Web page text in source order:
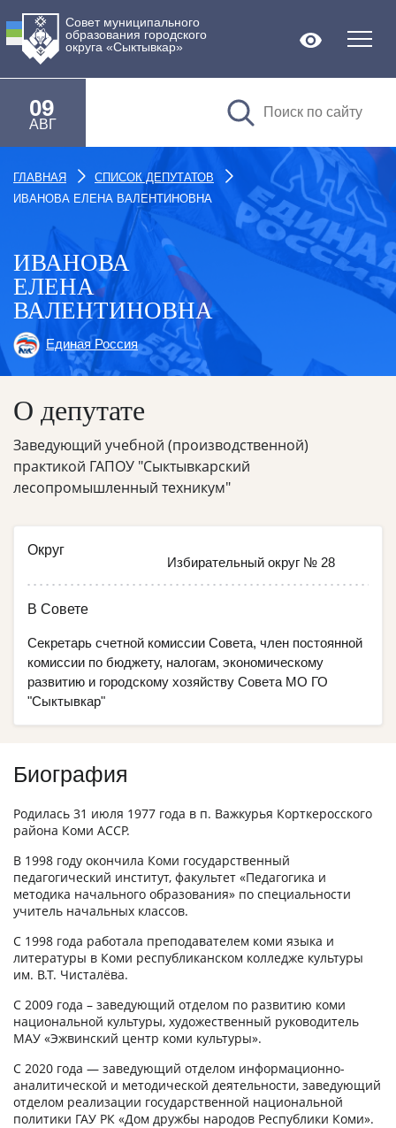
Совет муниципального
образования городского
округа «Сыктывкар»
09
АВГ
Версия
ГЛАВНАЯ
СПИСОК ДЕПУТАТОВ
ИВАНОВА ЕЛЕНА ВАЛЕНТИНОВНА
ИВАНОВА
ЕЛЕНА
ВАЛЕНТИНОВНА
Единая Россия
О депутате
Заведующий учебной (производственной)
практикой ГАПОУ "Сыктывкарский
лесопромышленный техникум"
Округ
Избирательный округ № 28
В Совете
Секретарь счетной комиссии Совета, член постоянной
комиссии по бюджету, налогам, экономическому
развитию и городскому хозяйству Совета МО ГО
"Сыктывкар"
Биография
Родилась 31 июля 1977 года в п. Важкурья Корткеросского
района Коми АССР.
В 1998 году окончила Коми государственный
педагогический институт, факультет «Педагогика и
методика начального образования» по специальности
учитель начальных классов.
С 1998 года работала преподавателем коми языка и
литературы в Коми республиканском колледже культуры
им. В.Т. Чисталёва.
С 2009 года – заведующий отделом по развитию коми
национальной культуры, художественный руководитель
МАУ «Эжвинский центр коми культуры».
С 2020 года — заведующий отделом информационно-
аналитической и методической деятельности, заведующий
отделом реализации государственной национальной
политики ГАУ РК «Дом дружбы народов Республики Коми».